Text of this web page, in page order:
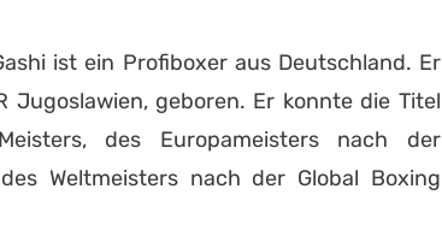
ist ein Profiboxer aus Deutschland. Er
Jugoslawien, geboren. Er konnte die Titel
des Europameisters nach der
Weltmeisters nach der Global Boxing